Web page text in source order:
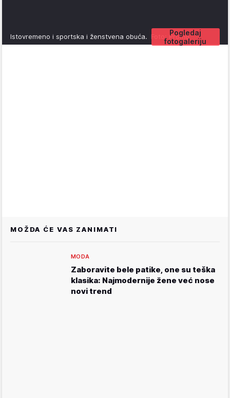
Pogledaj
fotogaleriju
Istovremeno i sportska i ženstvena obuća. Foto: Promo
MOŽDA ĆE VAS ZANIMATI
MODA
Zaboravite bele patike, one su teška
klasika: Najmodernije žene već nose
novi trend